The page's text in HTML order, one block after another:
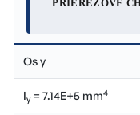
PRIEREZOVÉ
Os y
Iy= 7.14E+5 mm4